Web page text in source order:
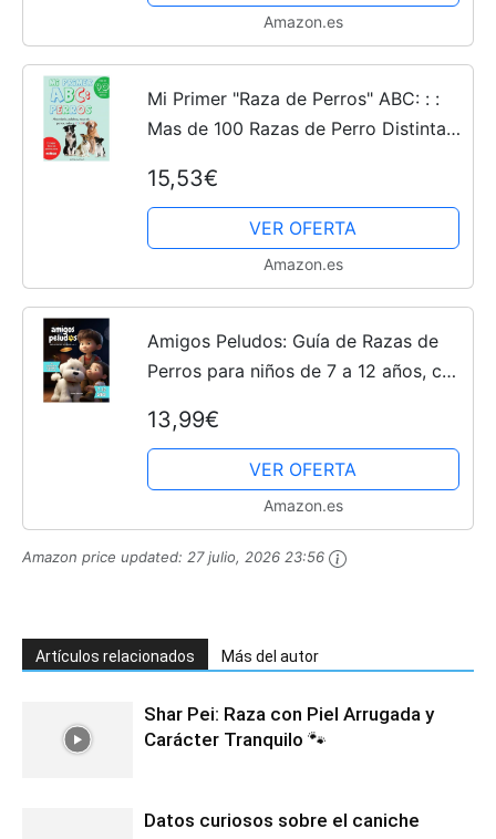
Amazon.es
Mi Primer "Raza de Perros" ABC: : :
Mas de 100 Razas de Perro Distintas
(Impresión Gigante) (1) (Conociendo
a Los Animales)
15,53€
VER OFERTA
Amazon.es
Amigos Peludos: Guía de Razas de
Perros para niños de 7 a 12 años, con
Volumen 1
13,99€
VER OFERTA
Amazon.es
Amazon price updated: 27 julio, 2026 23:56
Artículos relacionados Más del autor
Shar Pei: Raza con Piel Arrugada y
Carácter Tranquilo 🐾
Datos curiosos sobre el caniche